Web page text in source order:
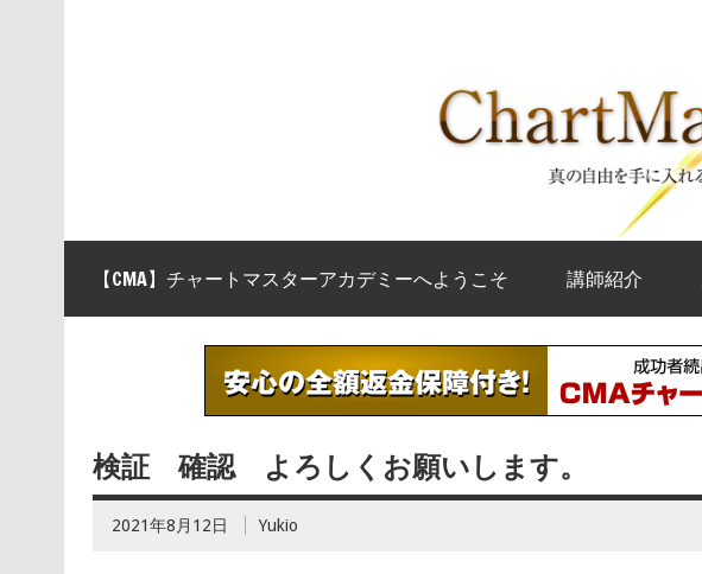
【CMA】チャートマスターアカデミーへようこそ 講師紹介
検証 確認 よろしくお願いします。
2021年8月12日 Yukio